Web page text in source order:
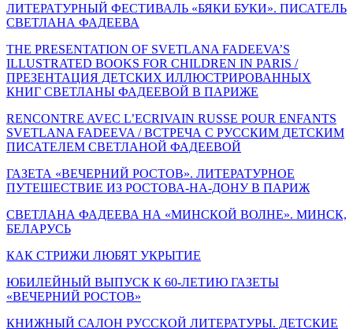
ЛИТЕРАТУРНЫЙ ФЕСТИВАЛЬ «БЯКИ БУКИ». ПИСАТЕЛЬ
СВЕТЛАНА ФАДЕЕВА
THE PRESENTATION OF SVETLANA FADEEVA’S
ILLUSTRATED BOOKS FOR CHILDREN IN PARIS /
ПРЕЗЕНТАЦИЯ ДЕТСКИХ ИЛЛЮСТРИРОВАННЫХ
КНИГ СВЕТЛАНЫ ФАДЕЕВОЙ В ПАРИЖЕ
RENCONTRE AVEC L’ECRIVAIN RUSSE POUR ENFANTS
SVETLANA FADEEVA / ВСТРЕЧА С РУССКИМ ДЕТСКИМ
ПИСАТЕЛЕМ СВЕТЛАНОЙ ФАДЕЕВОЙ
ГАЗЕТА «ВЕЧЕРНИЙ РОСТОВ». ЛИТЕРАТУРНОЕ
ПУТЕШЕСТВИЕ ИЗ РОСТОВА-НА-ДОНУ В ПАРИЖ
СВЕТЛАНА ФАДЕЕВА НА «МИНСКОЙ ВОЛНЕ». МИНСК,
БЕЛАРУСЬ
КАК СТРИЖИ ЛЮБЯТ УКРЫТИЕ
ЮБИЛЕЙНЫЙ ВЫПУСК К 60-ЛЕТИЮ ГАЗЕТЫ
«ВЕЧЕРНИЙ РОСТОВ»
КНИЖНЫЙ САЛОН РУССКОЙ ЛИТЕРАТУРЫ. ДЕТСКИЕ